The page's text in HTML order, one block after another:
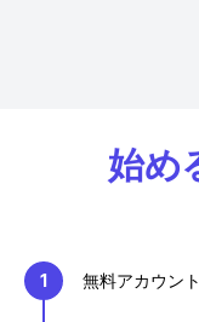
始め
1 無料アカウン